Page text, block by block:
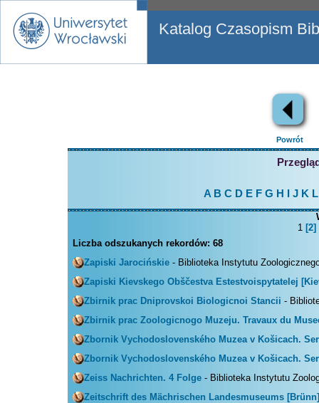
Katalog Czasopism
Powrót
A B C D EFG H J K L
1 [2]
Liczba odszukanych rekordów: 68
Zapiski Jarocińskie - Biblioteka Instytutu
Zapiski Kievskego Obščestva Estestvoispytatelej
Zbirnik prac Dniprovskoi Biologicnoi Stancii -
Zbirnik prac Zoologicnogo Muzeju. Travaux du
Zbornik Vychodoslovenského Muzea v Košicach.
Zbornik Vychodoslovenského Muzea v Košicach.
Zeiss Nachrichten. 4 Folge - Biblioteka Instytutu
Zeitschrift des Mächrischen Landesmuseums [Brünn]